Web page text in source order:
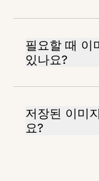
필요할 때 이
있나요?
저장된 이미
요?